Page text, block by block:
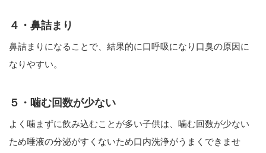
４・鼻詰まり
鼻詰まりになることで、結果的に口呼吸になり口臭の原因に
なりやすい。
５・噛む回数が少ない
よく噛まずに飲み込むことが多い子供は、噛む回数が少ない
ため唾液の分泌がすくないため口内洗浄がうまくできませ